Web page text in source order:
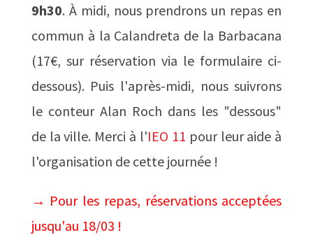
9h30. À midi, nous prendrons un repas en
commun à la Calandreta de la Barbacana
(17€, sur réservation via le formulaire ci-
dessous). Puis l'après-midi, nous suivrons
le conteur Alan Roch dans les "dessous"
de la ville. Merci à l'IEO 11 pour leur aide à
l'organisation de cette journée !
→ Pour les repas, réservations acceptées
jusqu'au 18/03 !